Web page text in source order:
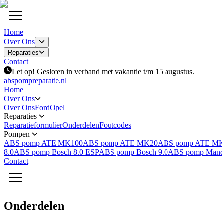
Home
Over Ons
Reparaties
Contact
Let op! Gesloten in verband met vakantie t/m 15 augustus.
abspompreparatie.nl
Home
Over Ons
Over OnsFordOpel
Reparaties
ReparatieformulierOnderdelenFoutcodes
Pompen
ABS pomp ATE MK100ABS pomp ATE MK20ABS pomp ATE
8.0ABS pomp Bosch 8.0 ESPABS pomp Bosch 9.0ABS pomp
Contact
Onderdelen